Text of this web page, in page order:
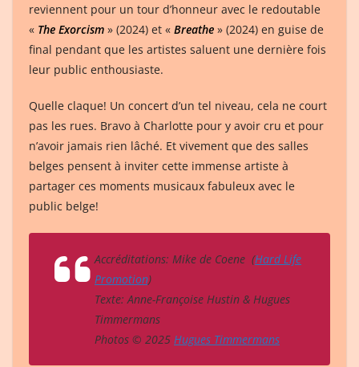
reviennent pour un tour d’honneur avec le redoutable
« The Exorcism » (2024) et « Breathe » (2024) en guise de
final pendant que les artistes saluent une dernière fois
leur public enthousiaste.
Quelle claque! Un concert d’un tel niveau, cela ne court
pas les rues. Bravo à Charlotte pour y avoir cru et pour
n’avoir jamais rien lâché. Et vivement que des salles
belges pensent à inviter cette immense artiste à
partager ces moments musicaux fabuleux avec le
public belge!
Accréditations: Mike de Coene (Hard Life
Promotion)
Texte: Anne-Françoise Hustin & Hugues
Timmermans
Photos © 2025 Hugues Timmermans